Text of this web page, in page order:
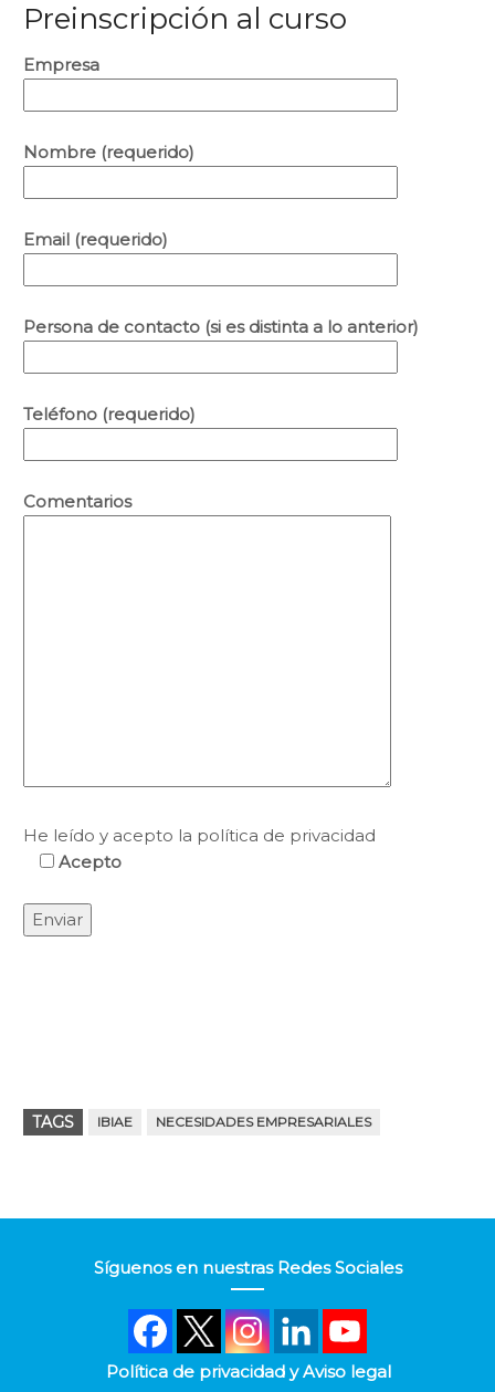
Preinscripción al curso
Empresa
Nombre (requerido)
Email (requerido)
Persona de contacto (si es distinta a lo anterior)
Teléfono (requerido)
Comentarios
He leído y acepto la política de privacidad
Acepto
TAGS IBIAE NECESIDADES EMPRESARIALES
Síguenos en nuestras Redes Sociales
Política de privacidad y Aviso legal